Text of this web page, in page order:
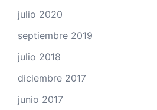
julio 2020
septiembre 2019
julio 2018
diciembre 2017
junio 2017